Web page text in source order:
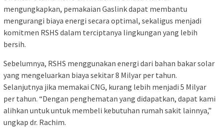
mengungkapkan, pemakaian Gaslink dapat membantu
mengurangi biaya energi secara optimal, sekaligus menjadi
komitmen RSHS dalam terciptanya lingkungan yang lebih
bersih.
Sebelumnya, RSHS menggunakan energi dari bahan bakar solar
yang mengeluarkan biaya sekitar 8 Milyar per tahun.
Selanjutnya jika memakai CNG, kurang lebih menjadi 5 Milyar
per tahun. “Dengan penghematan yang didapatkan, dapat kami
alihkan untuk untuk membeli kebutuhan rumah sakit lainnya,”
ungkap dr. Rachim.